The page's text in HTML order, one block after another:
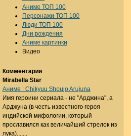
Аниме ТОП 100
Персонажи ТОП 100
Люди ТОП 100
Дни рождения
Аниме картинки
Видео
Комментарии
Mirabella Star
Аниме : Chikyuu Shoujo Arujuna
Имя героини сериала - не "Арджина", а
Арджуна (в честь известного героя
индийской мифологии, который
прославился как величайший стрелок из
лука).......